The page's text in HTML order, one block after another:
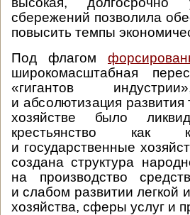
сбережений позволила
повысить темпы
Под флагом
широкомасштабная
«гигантов
и абсолютизация
хозяйстве было
крестьянство как
и государственные
создана структура
на производство
и слабом развитии легкой
хозяйства, сферы услуг и